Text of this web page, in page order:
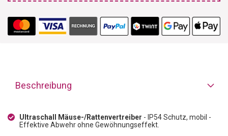
Beschreibung
Ultraschall Mäuse-/Rattenvertreiber - IP54 Schutz, mobil -
Effektive Abwehr ohne Gewöhnungseffekt.